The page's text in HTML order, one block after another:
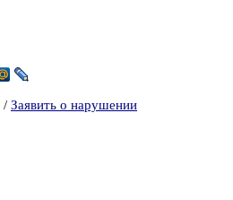
/ Заявить о нарушении